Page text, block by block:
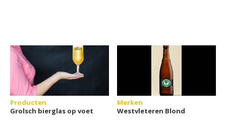
Producten
Grolsch bierglas op voet
Merken
Westvleteren Blond